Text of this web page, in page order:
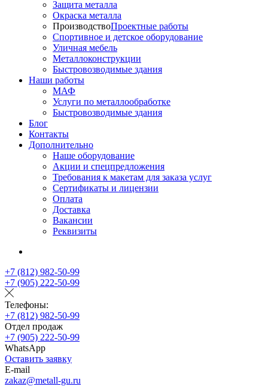
Защита металла
Окраска металла
ПроизводствоПроектные работы
Спортивное и детское оборудование
Уличная мебель
Металлоконструкции
Быстровозводимые здания
Наши работы
МАФ
Услуги по металлообработке
Быстровозводимые здания
Блог
Контакты
Дополнительно
Наше оборудование
Акции и спецпредложения
Требования к макетам для заказа услуг
Сертификаты и лицензии
Оплата
Доставка
Вакансии
Реквизиты
+7 (812) 982-50-99
+7 (905) 222-50-99
Телефоны:
+7 (812) 982-50-99
Отдел продаж
+7 (905) 222-50-99
WhatsApp
Оставить заявку
E-mail
zakaz@metall-gu.ru